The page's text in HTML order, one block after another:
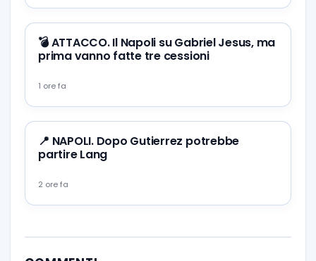
💣 ATTACCO. Il Napoli su Gabriel Jesus, ma
prima vanno fatte tre cessioni
1 ore fa
📍 NAPOLI. Dopo Gutierrez potrebbe
partire Lang
2 ore fa